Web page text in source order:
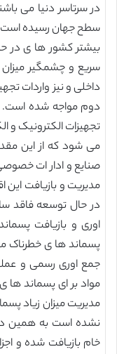
سطح جهان رسیده است(2-
بیشتر کشور ها ی در
سریع و چشمگیر میزان
داخلی و نیز واردات
تجهیزات الکترونیک و
صنایع و ادار ات
در حال توسعه فاقد
اوری و بازیافت
جمع اوری رسمی و
مواد بر ای پسماند ها
مدیریت میزان زیاد
نشده است به همین
خام بازیافت شده و